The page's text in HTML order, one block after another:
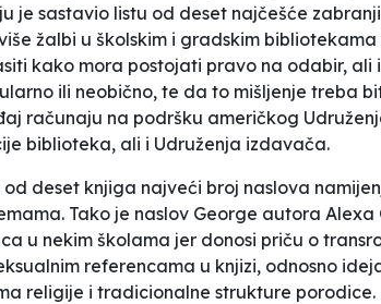
je sastavio listu od deset najčešće
žalbi u školskim i gradskim
kako mora postojati pravo na odabir, ali
ili neobično, te da to mišljenje treba
računaju na podršku američkog
biblioteka, ali i Udruženja izdavača.
deset knjiga najveći broj naslova
Tako je naslov George autora Alexa
u nekim školama jer donosi priču o
referencama u knjizi, odnosno
religije i tradicionalne strukture